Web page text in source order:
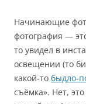
Начинающие
фотография —
то увидел в
освещении (то
какой-то быдло-
съёмка». Нет,